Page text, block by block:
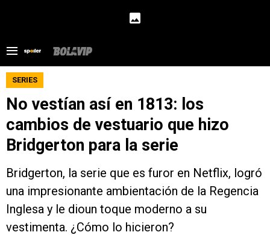
SERIES
No vestían así en 1813: los
cambios de vestuario que hizo
Bridgerton para la serie
Bridgerton, la serie que es furor en Netflix, logró
una impresionante ambientación de la Regencia
Inglesa y le dioun toque moderno a su
vestimenta. ¿Cómo lo hicieron?